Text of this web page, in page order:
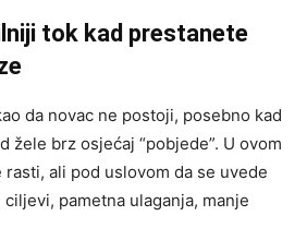
tok kad prestanete
da novac ne postoji, posebno kad
žele brz osjećaj “pobjede”. U ovom
ali pod uslovom da se uvede
pametna ulaganja, manje